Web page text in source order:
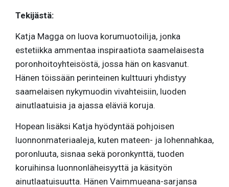
Tekijästä:
Katja Magga on luova korumuotoilija, jonka
estetiikka ammentaa inspiraatiota saamelaisesta
poronhoitoyhteisöstä, jossa hän on kasvanut.
Hänen töissään perinteinen kulttuuri yhdistyy
saamelaisen nykymuodin vivahteisiin, luoden
ainutlaatuisia ja ajassa eläviä koruja.
Hopean lisäksi Katja hyödyntää pohjoisen
luonnonmateriaaleja, kuten mateen- ja lohennahkaa,
poronluuta, sisnaa sekä poronkynttä, tuoden
koruihinsa luonnonläheisyyttä ja käsityön
ainutlaatuisuutta. Hänen Vaimmueana-sarjansa